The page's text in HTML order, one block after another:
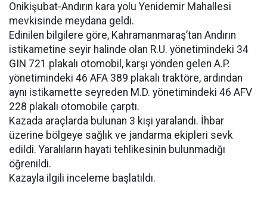
Onikişubat-Andırın kara yolu Yenidemir Mahallesi
mevkisinde meydana geldi.
Edinilen bilgilere göre, Kahramanmaraş’tan Andırın
istikametine seyir halinde olan R.U. yönetimindeki 34
GIN 721 plakalı otomobil, karşı yönden gelen A.P.
yönetimindeki 46 AFA 389 plakalı traktöre, ardından
aynı istikamette seyreden M.D. yönetimindeki 46 AFV
228 plakalı otomobile çarptı.
Kazada araçlarda bulunan 3 kişi yaralandı. İhbar
üzerine bölgeye sağlık ve jandarma ekipleri sevk
edildi. Yaralıların hayati tehlikesinin bulunmadığı
öğrenildi.
Kazayla ilgili inceleme başlatıldı.